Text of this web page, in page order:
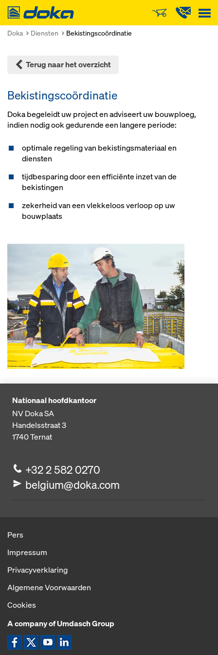
Doka
Doka Diensten Bekistingscoördinatie
Terug naar het overzicht
Bekistingscoördinatie
Doka begeleidt uw project en adviseert uw bouwploeg,
indien nodig ook gedurende een langere periode:
optimale regeling van bekistingsmateriaal en
diensten
tijdbesparing door een efficiënte inzet van de
bekistingen
zekerheid van een vlekkeloos verloop op uw
bouwplaats
Nationaal hoofdkantoor
NV Doka SA
Handelsstraat 3
1740Ternat
+32 2 582 0270
belgium@doka.com
Pers
Impressum
Privacyverklaring
Algemene Voorwaarden
Cookies
A company of Umdasch Group
Pictogram Facebook
Pictogram X
Pictogram YouTube
Pictogram LinkedIn